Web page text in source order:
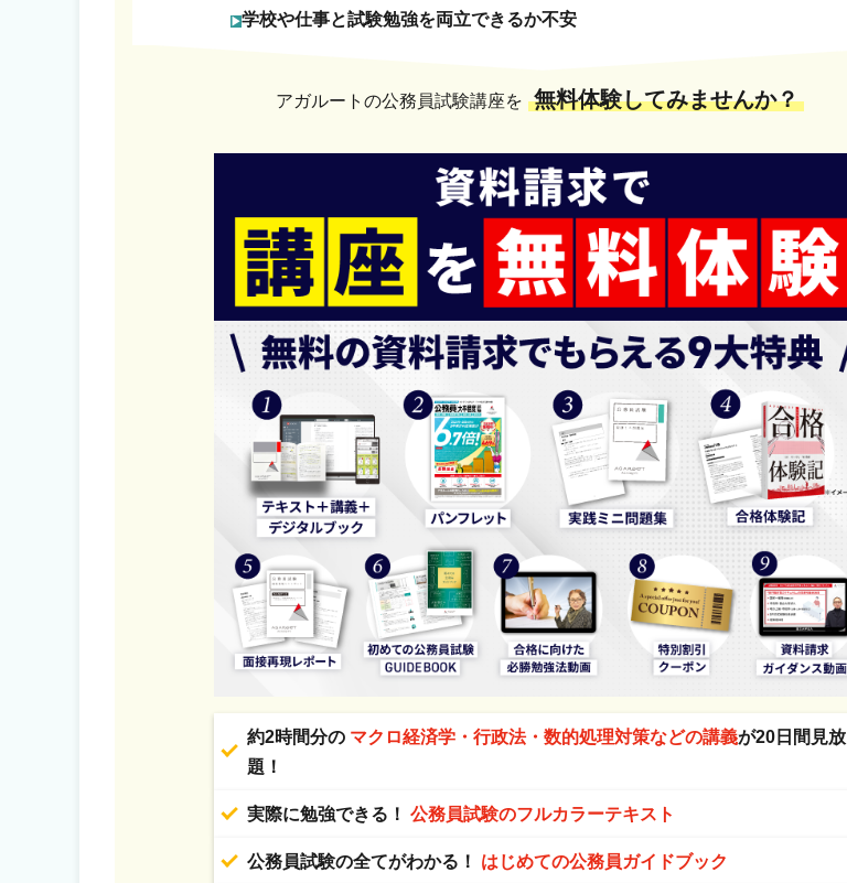
学校や仕事と試験勉強を両立できるか不安
アガルートの公務員試験講座を 無料体験してみませんか？
約2時間分の マクロ経済学・行政法・数的処理対策などの講義が20日間見放
題！
実際に勉強できる！公務員試験のフルカラーテキスト
公務員試験の全てがわかる！ はじめての公務員ガイドブック